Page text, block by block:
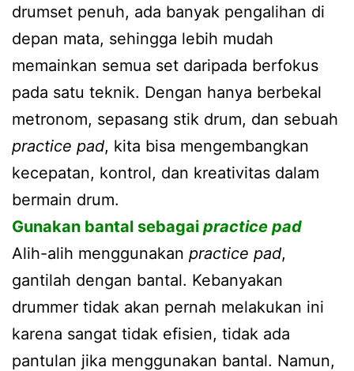
drumset penuh, ada banyak pengalihan di
depan mata, sehingga lebih mudah
memainkan semua set daripada berfokus
pada satu teknik. Dengan hanya berbekal
metronom, sepasang stik drum, dan sebuah
practice pad, kita bisa mengembangkan
kecepatan, kontrol, dan kreativitas dalam
bermain drum.
Gunakan bantal sebagai practice pad
Alih-alih menggunakan practice pad,
gantilah dengan bantal. Kebanyakan
drummer tidak akan pernah melakukan ini
karena sangat tidak efisien, tidak ada
pantulan jika menggunakan bantal. Namun,